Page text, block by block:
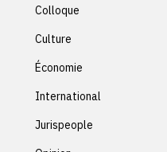
Colloque
Culture
Économie
International
Jurispeople